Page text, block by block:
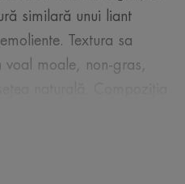
similară unui liant
Textura sa
moale, non-gras,
pentru celulele pielii și